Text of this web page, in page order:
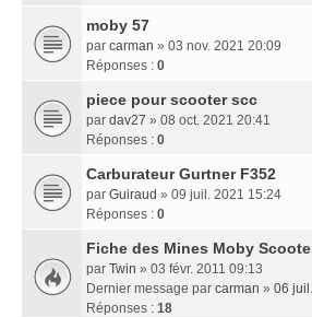
moby 57
par carman » 03 nov. 2021 20:09
Réponses : 0
piece pour scooter scc
par dav27 » 08 oct. 2021 20:41
Réponses : 0
Carburateur Gurtner F352
par Guiraud » 09 juil. 2021 15:24
Réponses : 0
Fiche des Mines Moby
par Twin » 03 févr. 2011 09:13
Dernier message par carman » 06
Réponses : 18